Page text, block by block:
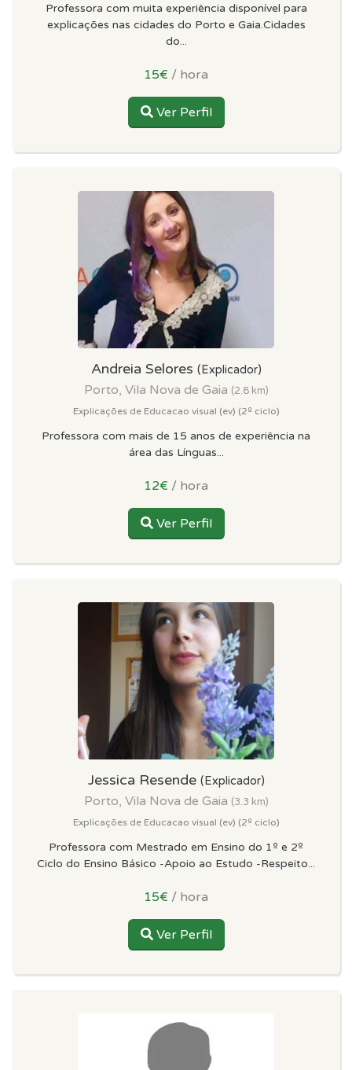
Professora com muita experiência disponível para
explicações nas cidades do Porto e Gaia.Cidades
do...
15€ / hora
Ver Perfil
Andreia Selores (Explicador)
Porto, Vila Nova de Gaia (2.8 km)
Explicações de Educacao visual (ev) (2º ciclo)
Professora com mais de 15 anos de experiência na
área das Línguas...
12€ / hora
Ver Perfil
Jessica Resende (Explicador)
Porto, Vila Nova de Gaia (3.3 km)
Explicações de Educacao visual (ev) (2º ciclo)
Professora com Mestrado em Ensino do 1º e 2º
Ciclo do Ensino Básico -Apoio ao Estudo -Respeito...
15€ / hora
Ver Perfil